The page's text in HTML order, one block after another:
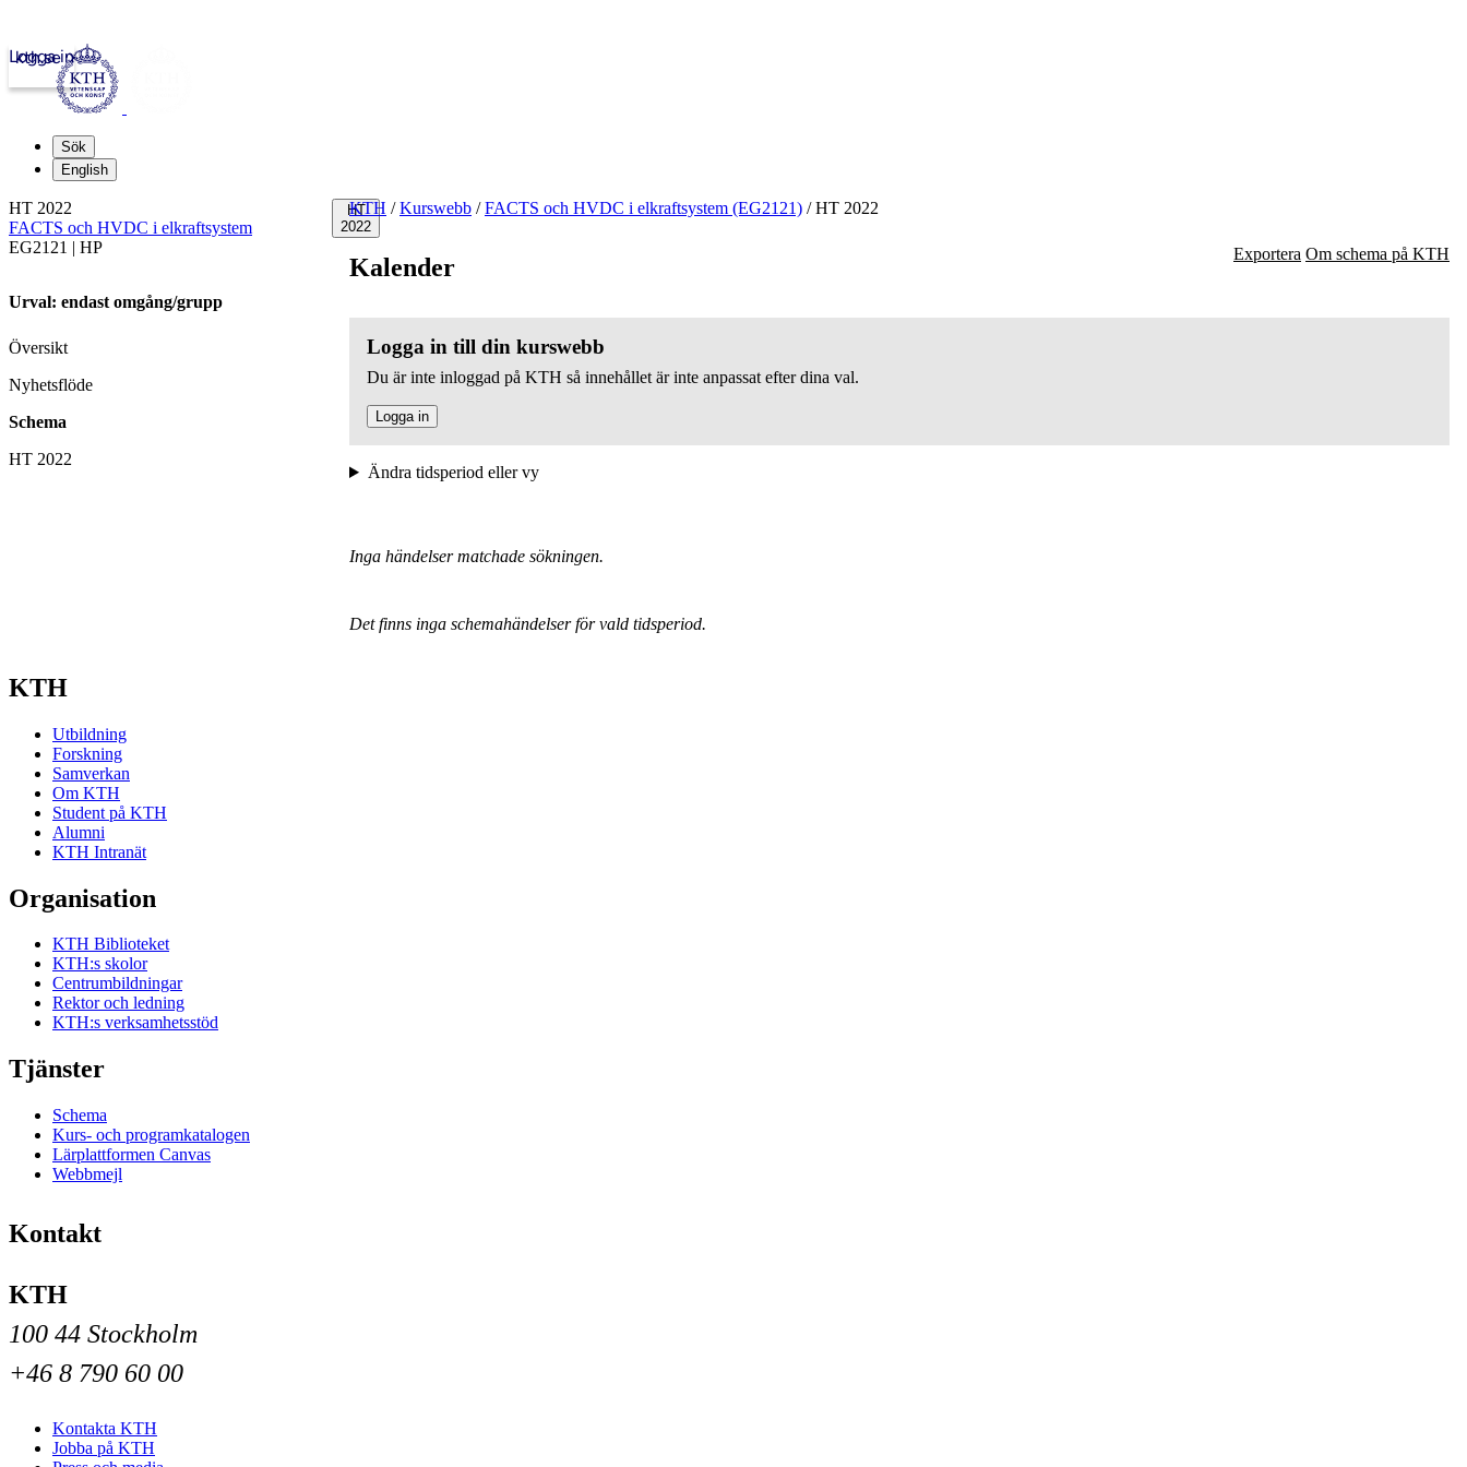
kth.se
Logga in
Sök
English
HT
2022
KTH / Kurswebb / FACTS och HVDC i elkraftsystem (EG2121) /HT 2022
Kalender Exportera Om schema på KTH
Logga in till din kurswebb
Du är inte inloggad på KTH så innehållet är inte anpassat efter dina val.
Logga in
Ändra tidsperiod eller vy
Inga händelser matchade sökningen.
Det finns inga schemahändelser för vald tidsperiod.
HT 2022
FACTS och HVDC i elkraftsystem
EG2121 | HP
Urval: endast omgång/grupp
Översikt
Nyhetsflöde
Schema
HT 2022
KTH
Utbildning
Forskning
Samverkan
Om KTH
Student på KTH
Alumni
KTH Intranät
Organisation
KTH Biblioteket
KTH:s skolor
Centrumbildningar
Rektor och ledning
KTH:s verksamhetsstöd
Tjänster
Schema
Kurs- och programkatalogen
Lärplattformen Canvas
Webbmejl
Kontakt
KTH
100 44 Stockholm
+46 8 790 60 00
Kontakta KTH
Jobba på KTH